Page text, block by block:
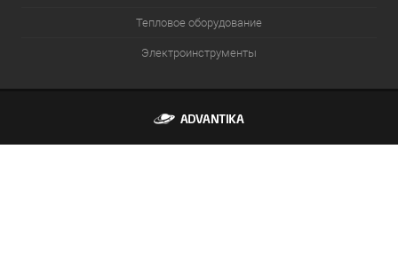
Тепловое оборудование
Электроинструменты